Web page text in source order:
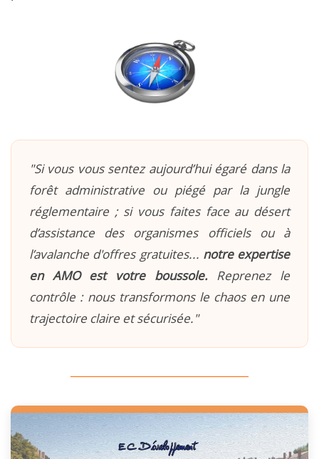
"Si vous vous sentez aujourd’hui égaré dans la
forêt administrative ou piégé par la jungle
réglementaire ; si vous faites face au désert
d’assistance des organismes officiels ou à
l’avalanche d'offres gratuites... notre expertise
en AMO est votre boussole.Reprenez le
contrôle : nous transformons le chaos en une
trajectoire claire et sécurisée."